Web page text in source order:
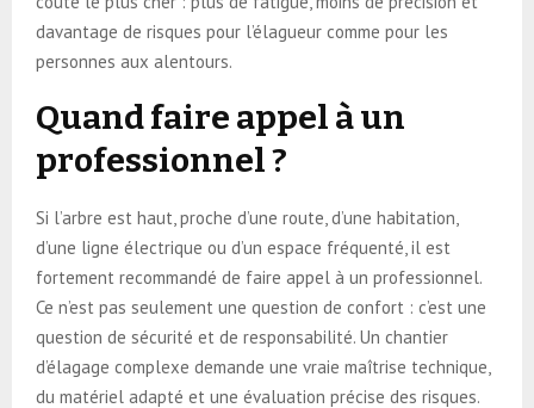
davantage de risques pour l’élagueur comme pour les
personnes aux alentours.
Quand faire appel à un
professionnel ?
Si l’arbre est haut, proche d’une route, d’une habitation,
d’une ligne électrique ou d’un espace fréquenté, il est
fortement recommandé de faire appel à un professionnel.
Ce n’est pas seulement une question de confort : c’est une
question de sécurité et de responsabilité. Un chantier
d’élagage complexe demande une vraie maîtrise technique,
du matériel adapté et une évaluation précise des risques.